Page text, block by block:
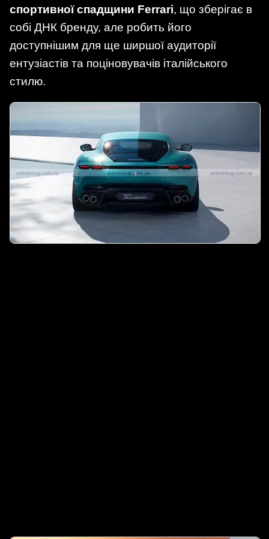
спортивної спадщини Ferrari, що зберігає в
собі ДНК бренду, але робить його
доступнішим для ще ширшої аудиторії
ентузіастів та поціновувачів італійського
стилю.